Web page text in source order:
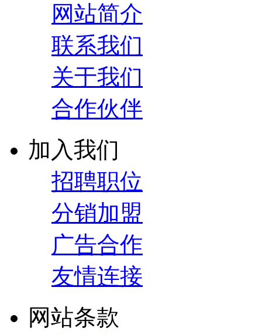
网站简介
联系我们
关于我们
合作伙伴
加入我们
招聘职位
分销加盟
广告合作
友情连接
网站条款